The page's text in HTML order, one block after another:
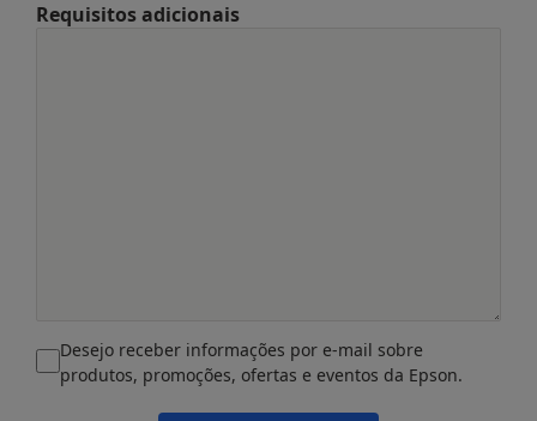
Requisitos adicionais
Desejo receber informações por e-mail sobre
produtos, promoções, ofertas e eventos da Epson.